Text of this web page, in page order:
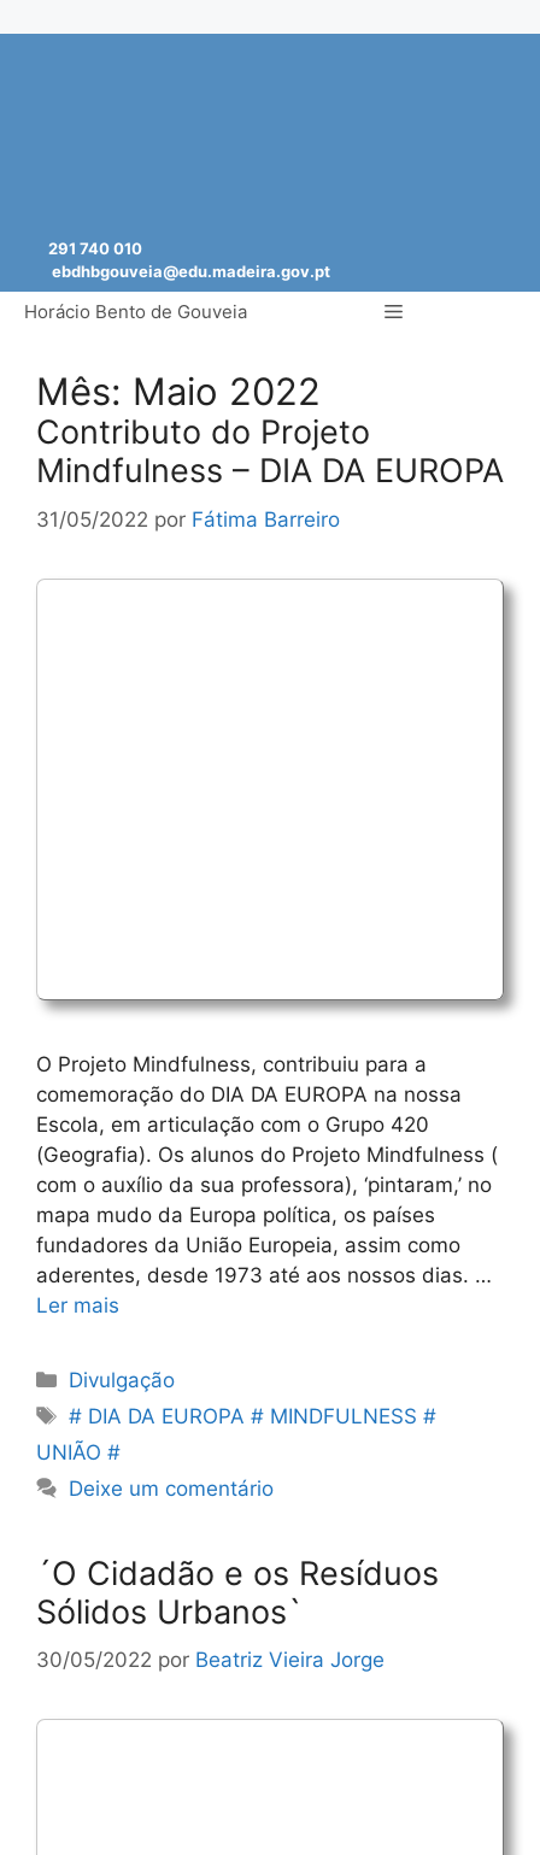
291 740 010
ebdhbgouveia@edu.madeira.gov.pt
Horácio Bento de Gouveia Menu
Mês: Maio 2022
Contributo do Projeto
Mindfulness – DIA DA EUROPA
31/05/2022 por Fátima Barreiro
O Projeto Mindfulness, contribuiu para a
comemoração do DIA DA EUROPA na nossa
Escola, em articulação com o Grupo 420
(Geografia). Os alunos do Projeto Mindfulness (
com o auxílio da sua professora), ‘pintaram,’ no
mapa mudo da Europa política, os países
fundadores da União Europeia, assim como
aderentes, desde 1973 até aos nossos dias. …
Ler mais
Categorias
Divulgação
Etiquetas
# DIA DA EUROPA # MINDFULNESS #
UNIÃO #
Deixe um comentário
´O Cidadão e os Resíduos
Sólidos Urbanos`
30/05/2022 por Beatriz Vieira Jorge